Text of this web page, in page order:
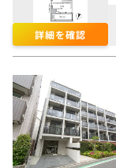
詳細を確認